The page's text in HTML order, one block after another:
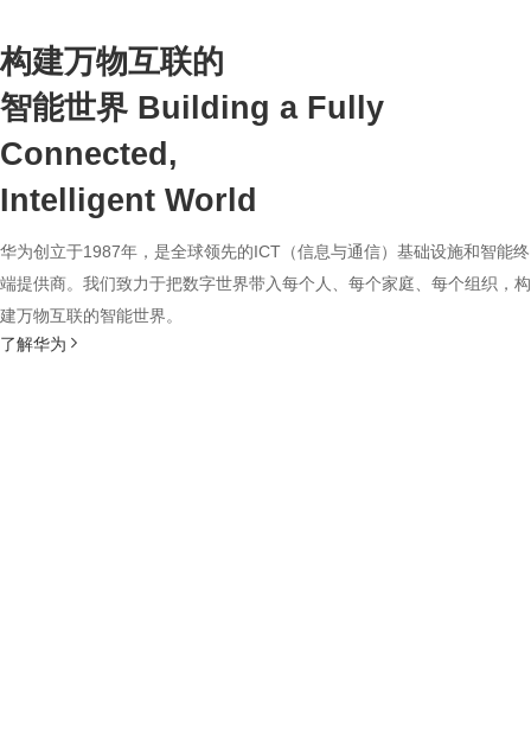
构建万物互联的
智能世界 Building a Fully
Connected,
Intelligent World
华为创立于1987年，是全球领先的ICT（信息与通信）基础设施和智能终
端提供商。我们致力于把数字世界带入每个人、每个家庭、每个组织，构
建万物互联的智能世界。
了解华为